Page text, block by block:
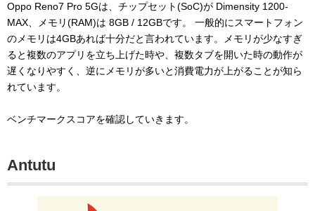
Oppo Reno7 Pro 5Gは、チップセット(SoC)が Dimensity 1200-
MAX、メモリ(RAM)は 8GB / 12GBです。 一般的にスマートフォン
のメモリは4GBあれば十分だと言われています。メモリが少なすぎ
ると複数のアプリを立ち上げた時や、複数タブを開いた時の動作が
遅くなりやすく、逆にメモリが多いと消費電力が上がることが知ら
れています。
ベンチマークスコアを確認していきます。
Antutu